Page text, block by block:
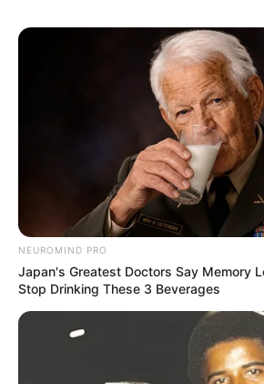
NEUROMIND PRO
Japan's Greatest Doctors Say Memory
Stop Drinking These 3 Beverages